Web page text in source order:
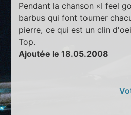
Pendant la chanson «I feel
barbus qui font tourner
pierre, ce qui est un clin
Top.
Ajoutée le 18.05.2008